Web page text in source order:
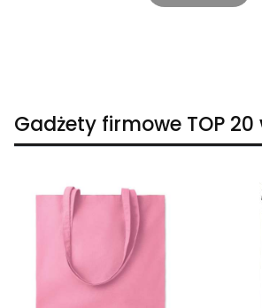
Gadżety firmowe TOP